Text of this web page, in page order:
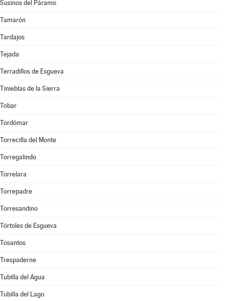
Susinos del Páramo
Tamarón
Tardajos
Tejada
Terradillos de Esgueva
Tinieblas de la Sierra
Tobar
Tordómar
Torrecilla del Monte
Torregalindo
Torrelara
Torrepadre
Torresandino
Tórtoles de Esgueva
Tosantos
Trespaderne
Tubilla del Agua
Tubilla del Lago